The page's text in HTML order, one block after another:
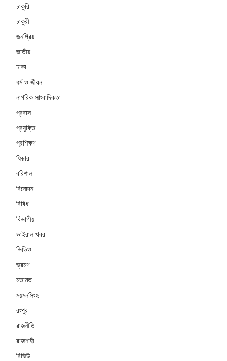
চাকুরি
চাকুরী
জনপ্রিয়
জাতীয়
ঢাকা
ধর্ম ও জীবন
নাগরিক সাংবাদিকতা
প্রবাস
প্রযুক্তি
প্রশিক্ষণ
ফিচার
বরিশাল
বিনোদন
বিবিধ
বিভাগীয়
ভাইরাল খবর
ভিডিও
ভ্রমণ
মতামত
ময়মনসিংহ
রংপুর
রাজনীতি
রাজশাহী
রিভিউ